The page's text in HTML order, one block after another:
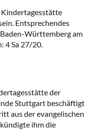
Kindertagesstätte
Entsprechendes
Württemberg am
4 Sa 27/20.
der
Stuttgart beschäftigt
aus der evangelischen
ihm die